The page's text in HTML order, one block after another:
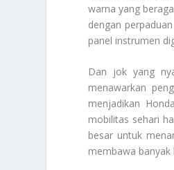
warna yang
dengan
panel instrumen
Dan jok yang
menawarkan
menjadikan
mobilitas sehari
besar untuk
membawa banyak